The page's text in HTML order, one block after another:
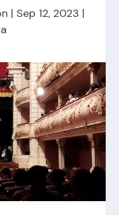
| Sep 12, 2023 |